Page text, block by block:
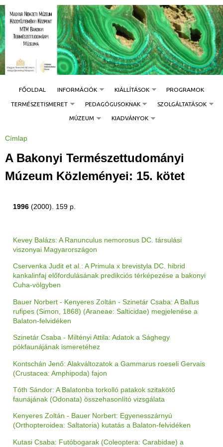
Jump to navigation
FŐOLDAL INFORMÁCIÓK KIÁLLÍTÁSOK PROGRAMOK
TERMÉSZETISMERET PEDAGÓGUSOKNAK SZOLGÁLTATÁSOK
MÚZEUM KIADVÁNYOK
J
e
l
e
Címlap
A Bakonyi Természettudományi
Múzeum Közleményei: 15. kötet
1996 (2000). 159 p.
Kevey Balázs: A Ranunculus nemorosus DC. társulási
viszonyai Magyarországon
Cservenka Judit et al.: A Primula x brevistyla DC. hibrid
kankalinfaj előfordulásának predikciós térképezése a bakonyi
Cuha-völgyben
Bauer Norbert - Kenyeres Zoltán - Szinetár Csaba: A Ballus
rufipes (Simon, 1868) (Araneae: Salticidae) megjelenése a
Balaton-felvidéken
Szinetár Csaba - Miltényi Attila: Adatok a Sághegy
pókfaunájának ismeretéhez
Kontschán Jenő: Alakváltozatok a Gammarus roeseli Gervais
(Crustacea: Amphipoda) fajon
Tóth Sándor: A Balatonba torkolló patakok szitakötő
faunájának (Odonata) összehasonlító vizsgálata
Kenyeres Zoltán - Bauer Norbert: Egyenesszárnyú
(Orthopteroidea: Saltatoria) kutatás a Balaton-felvidéken
Kutasi Csaba: Futóbogarak (Coleoptera: Carabidae) a